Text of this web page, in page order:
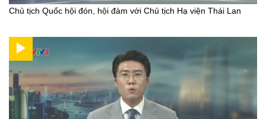
Chủ tịch Quốc hội đón, hội đàm với Chủ tịch Hạ viện Thái Lan